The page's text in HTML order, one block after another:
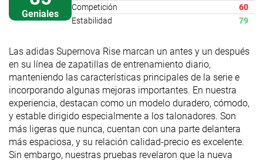
Geniales
Competición
60
Estabilidad
79
Las adidas Supernova Rise marcan un antes y un después
en su línea de zapatillas de entrenamiento diario,
manteniendo las características principales de la serie e
incorporando algunas mejoras importantes. En nuestra
experiencia, destacan como un modelo duradero, cómodo,
y estable dirigido especialmente a los talonadores. Son
más ligeras que nunca, cuentan con una parte delantera
más espaciosa, y su relación calidad-precio es excelente.
Sin embargo, nuestras pruebas revelaron que la nueva